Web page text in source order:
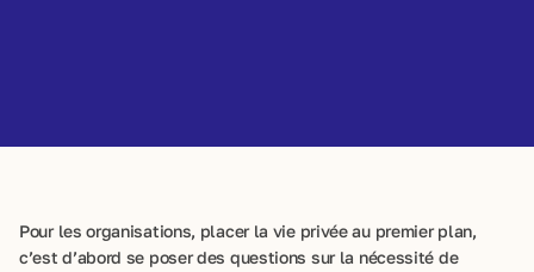
Pour les organisations, placer la vie privée au premier plan,
c’est d’abord se poser des questions sur la nécessité de